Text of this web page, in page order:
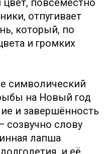
— это
примет, а
смыслов,
языке и
что в
и
найдется
развитом